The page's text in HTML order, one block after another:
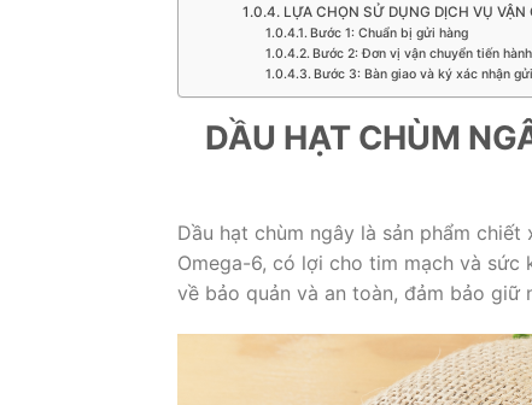
LỰA CHỌN SỬ DỤNG DỊCH VỤ
Bước 1: Chuẩn bị gửi hàng
Bước 2: Đơn vị vận chuyển tiến
Bước 3: Bàn giao và ký xác nhận
DẦU HẠT CHÙM
Dầu hạt chùm ngây là sản phẩm
Omega-6, có lợi cho tim mạch và sức
về bảo quản và an toàn, đảm bảo giữ